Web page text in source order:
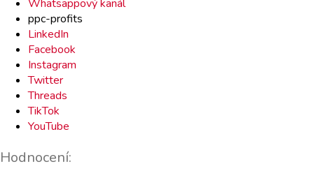
Whatsappový kanál
ppc-profits
LinkedIn
Facebook
Instagram
Twitter
Threads
TikTok
YouTube
Hodnocení: